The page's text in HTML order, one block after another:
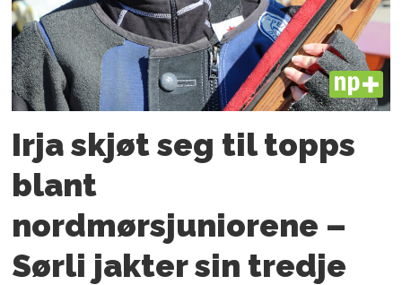
PLUS
Irja skjøt seg til topps
blant
nordmørsjuniorene –
Sørli jakter sin tredje